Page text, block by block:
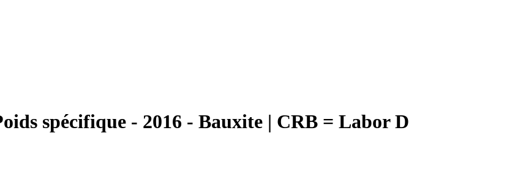
spécifique - 2016 - Bauxite | CRB = Labor D